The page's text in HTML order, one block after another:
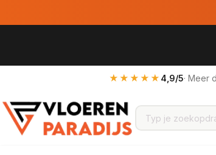
★★★★★ 4,9/5· Meer